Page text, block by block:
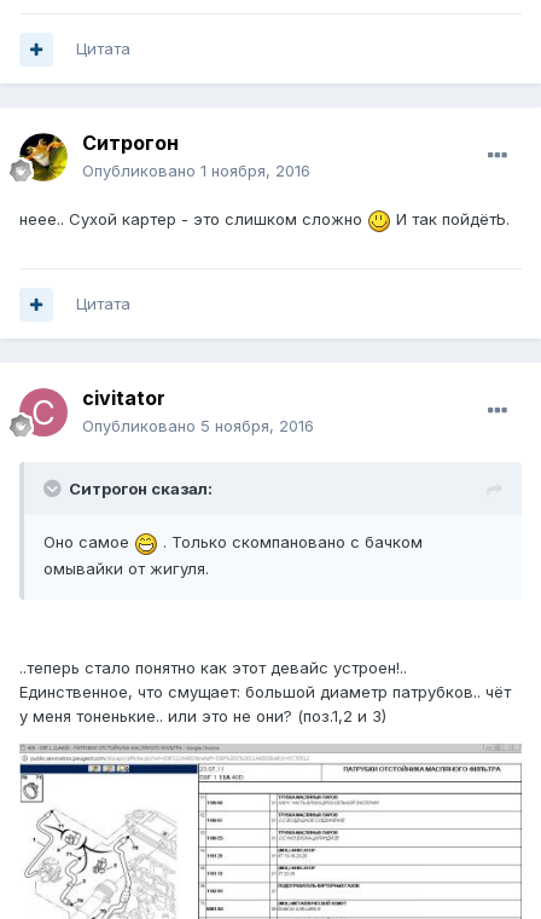
Цитата
Ситрогон
Опубликовано 1 ноября, 2016
неее.. Сухой картер - это слишком сложно И так пойдётЬ.
Цитата
civitator
Опубликовано 5 ноября, 2016
Ситрогон сказал:
Оно самое
. Только скомпановано с бачком
омывайки от жигуля.
..теперь стало понятно как этот девайс устроен!..
Единственное, что смущает: большой диаметр патрубков.. чёт
у меня тоненькие.. или это не они? (поз.1,2 и 3)